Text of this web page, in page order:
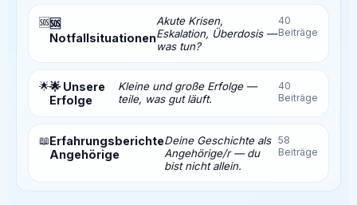
🆘🆘
Notfallsituationen
Akute Krisen,
Eskalation, Überdosis —
was tun?
40
Beiträge
🌟🌟 Unsere
Erfolge
Kleine und große Erfolge —
teile, was gut läuft.
40
Beiträge
📖Erfahrungsberichte
Angehörige
Deine Geschichte als
Angehörige/r — du
bist nicht allein.
58
Beiträge